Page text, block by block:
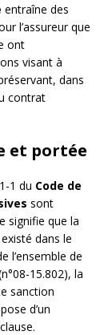
entraîne des
l’assureur que
ont
visant à
dans
contrat
et portée
1 du Code de
sont
signifie que la
dans le
l’ensemble de
15.802), la
sanction
d’un